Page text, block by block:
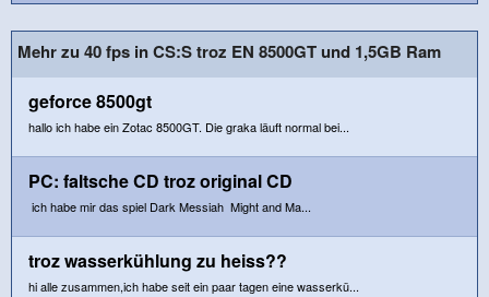
Mehr zu 40 fps in CS:S troz EN 8500GT und 1,5GB Ram
geforce 8500gt
hallo ich habe ein Zotac 8500GT. Die graka läuft normal bei...
PC: faltsche CD troz original CD
ich habe mir das spiel Dark Messiah Might and Ma...
troz wasserkühlung zu heiss??
hi alle zusammen,ich habe seit ein paar tagen eine wasserkü...